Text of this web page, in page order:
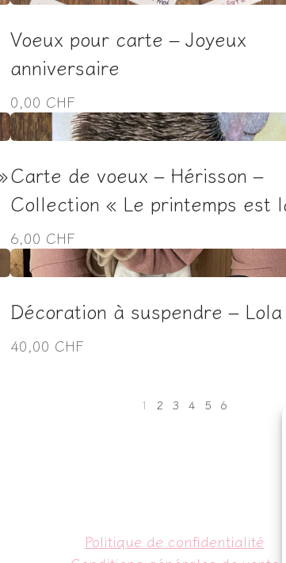
Voeux pour carte – Joyeux
anniversaire
0,00 CHF
Carte de voeux – Hérisson –
Collection « Le printemps est
6,00 CHF
Décoration à suspendre – Lola
40,00 CHF
1 2 3 4 5 6
Politique de confidentialité